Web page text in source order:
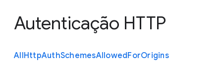
Autenticação HTTP
AllHttpAuthSchemesAllowedForOrigins